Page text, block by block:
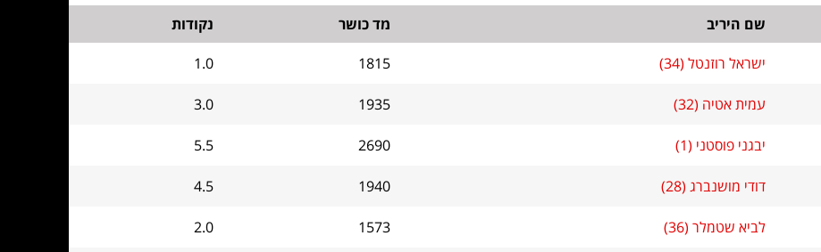
שם היריב מד כושר
נקודות
ישראל רוזנטל (34) 1815
1.0
עמית אטיה (32) 1935
3.0
יבגני פוסטני (1) 2690
5.5
דודי מושנברג (28) 1940
4.5
לביא שטמלר (36) 1573
2.0